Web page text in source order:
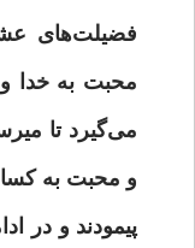
فضیلت‌های
محبت به خدا
می‌گیرد تا
و محبت به
پیمودند و در